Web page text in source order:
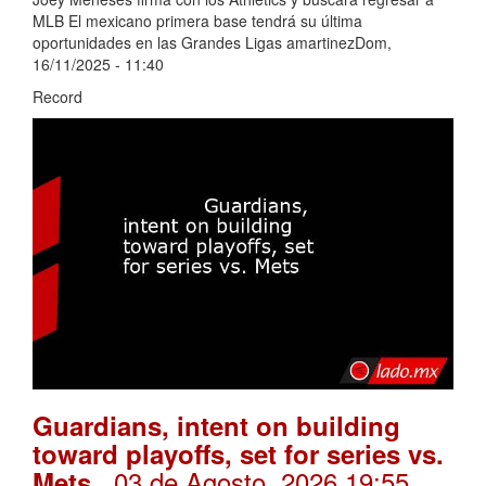
MLB El mexicano primera base tendrá su última
oportunidades en las Grandes Ligas amartinezDom,
16/11/2025 - 11:40
Record
Guardians, intent on building
toward playoffs, set for series vs.